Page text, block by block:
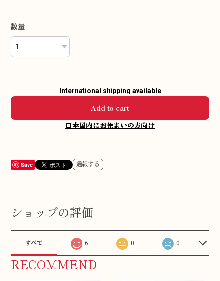
数量
International shipping available
Add to cart
日本国内にお住まいの方向け
Save 通報する
ショップの評価
すべて 6 0 0
RECOMMEND